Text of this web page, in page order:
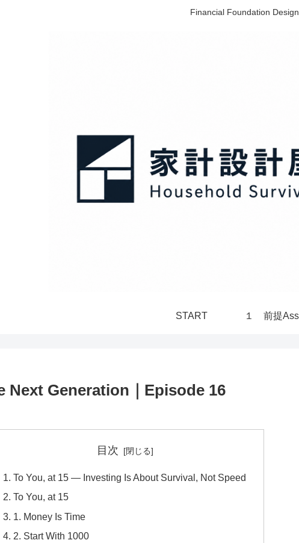
Financial Foundation Design
START
Next Generation｜Episode 16
目次
To You, at 15 — Investing Is About Survival, Not Speed
To You, at 15
1. Money Is Time
2. Start With 1000